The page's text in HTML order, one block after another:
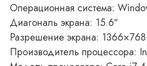
Операционная система:
Диагональ экрана: 15.6″
Разрешение экрана:
Производитель процессора: